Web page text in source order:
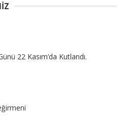
22 Kasım’da Kutlandı.